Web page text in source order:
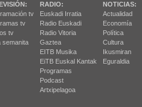
tv
tv
tv
semanita
RADIO:
Euskadi Irratia
Radio Euskadi
Radio Vitoria
Gaztea
EITB Musika
EiTB Euskal Kantak
Programas
Podcast
Artxipelagoa
NOTICIAS:
Actualidad
Economía
Política
Cultura
Ikusmiran
Eguraldia